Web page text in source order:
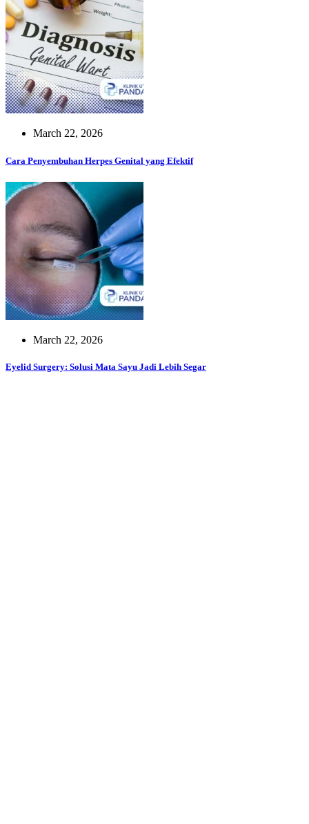
March 22, 2026
Cara Penyembuhan Herpes Genital yang Efektif
March 22, 2026
Eyelid Surgery: Solusi Mata Sayu Jadi Lebih Segar